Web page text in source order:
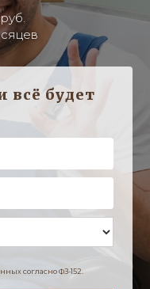
всё будет
согласно ФЗ-152.